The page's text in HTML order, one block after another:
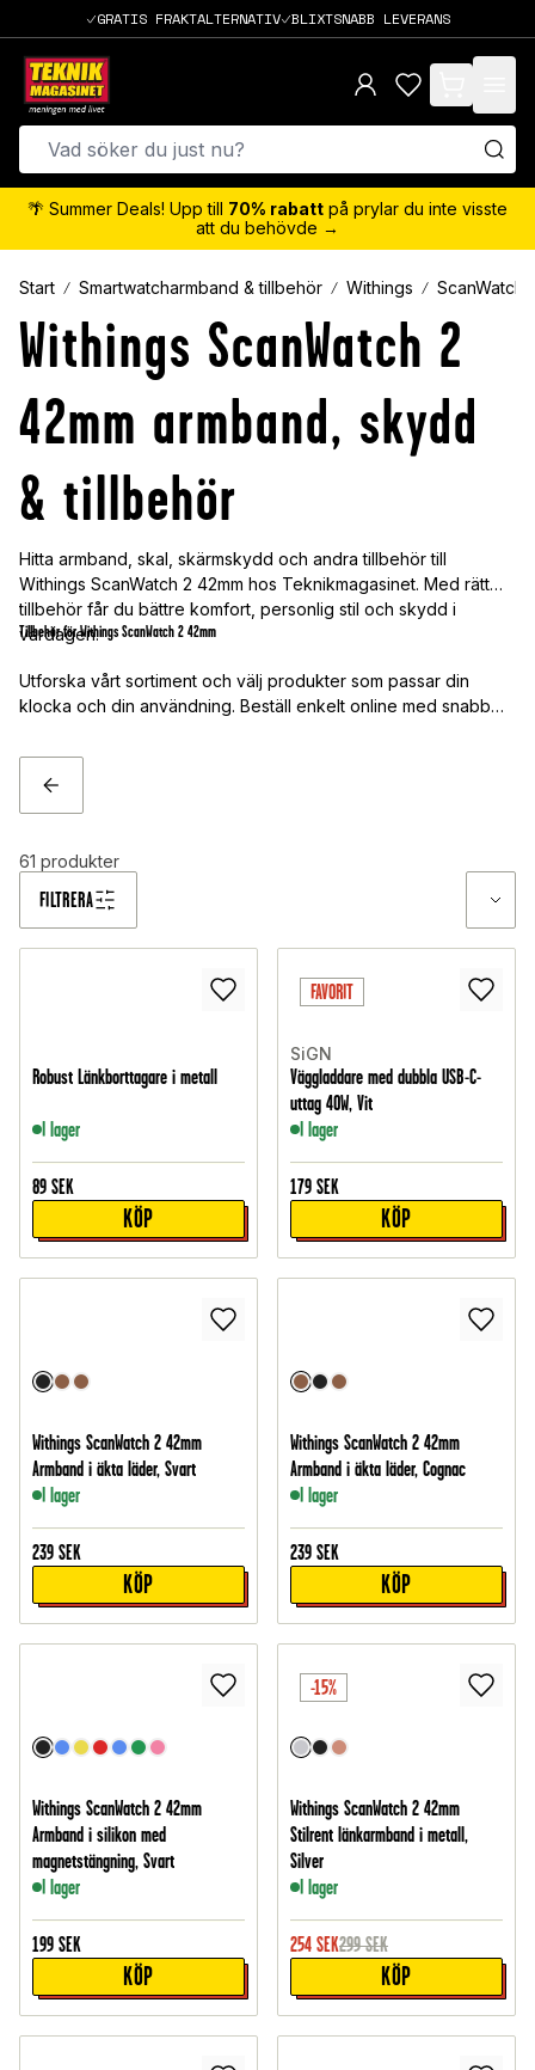
GRATIS FRAKTALTERNATIV BLIXTSNABB LEVERANS
items in cart,
🌴 Summer Deals! Upp till 70% rabatt på prylar du inte visste
att du behövde →
Start Smartwatcharmband & tillbehör Withings ScanWatch
Withings ScanWatch 2
42mm armband, skydd
& tillbehör
Hitta armband, skal, skärmskydd och andra tillbehör till
Withings ScanWatch 2 42mm hos Teknikmagasinet. Med rätt
tillbehör får du bättre komfort, personlig stil och skydd i
vardagen.
Tillbehör för Withings ScanWatch 2 42mm
Utforska vårt sortiment och välj produkter som passar din
klocka och din användning. Beställ enkelt online med snabb
TILLBAKA
FILTRERA
61 produkter
Robust Länkborttagare i metall
I lager
89 SEK
KÖP
FAVORIT
SiGN
Väggladdare med dubbla USB-C-
uttag 40W, Vit
I lager
179 SEK
KÖP
Withings ScanWatch 2 42mm
Armband i äkta läder, Svart
I lager
239 SEK
KÖP
Withings ScanWatch 2 42mm
Armband i äkta läder, Cognac
I lager
239 SEK
KÖP
Withings ScanWatch 2 42mm
Armband i silikon med
magnetstängning, Svart
I lager
199 SEK
KÖP
-15%
Withings ScanWatch 2 42mm
Stilrent länkarmband i metall,
Silver
I lager
254 SEK299 SEK
KÖP